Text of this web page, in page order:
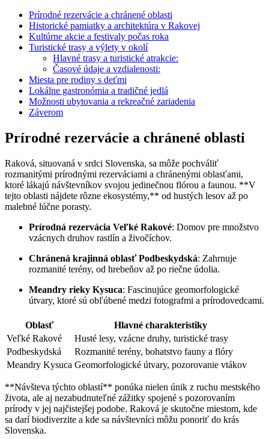
Prírodné rezervácie a chránené oblasti
Historické pamiatky a architektúra v Rakovej
Kultúrne akcie a festivaly počas roka
Turistické trasy a výlety v okolí
Hlavné trasy a turistické atrakcie:
Časové údaje a vzdialenosti:
Miesta pre rodiny s deťmi
Lokálne gastronómia a tradičné jedlá
Možnosti ubytovania a rekreačné zariadenia
Záverom
Prírodné rezervácie a chránené oblasti
Raková, situovaná v srdci Slovenska, sa môže pochváliť
rozmanitými prírodnými rezerváciami a chránenými oblasťami,
ktoré lákajú návštevníkov svojou jedinečnou flórou a faunou. **V
tejto oblasti nájdete rôzne ekosystémy,** od hustých lesov až po
malebné lúčne porasty.
Prírodná rezervácia Veľké Rakové: Domov pre množstvo
vzácnych druhov rastlín a živočíchov.
Chránená krajinná oblasť Podbeskydská: Zahrnuje
rozmanité terény, od hrebeňov až po riečne údolia.
Meandry rieky Kysuca: Fascinujúce geomorfologické
útvary, ktoré sú obľúbené medzi fotografmi a prírodovedcami.
Oblasť
Hlavné charakteristiky
Veľké Rakové
Husté lesy, vzácne druhy, turistické trasy
Podbeskydská
Rozmanité terény, bohatstvo fauny a flóry
Meandry Kysuca Geomorfologické útvary, pozorovanie vtákov
**Návšteva týchto oblastí** ponúka nielen únik z ruchu mestského
života, ale aj nezabudnuteľné zážitky spojené s pozorovaním
prírody v jej najčistejšej podobe. Raková je skutočne miestom, kde
sa darí biodiverzite a kde sa návštevníci môžu ponoriť do krás
Slovenska.